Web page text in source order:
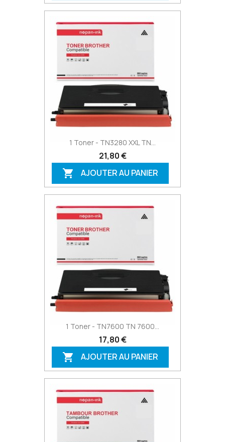
1 Toner - TN3280 XXL TN...
21,80 €
 AJOUTER AU PANIER
1 Toner - TN7600 TN 7600...
17,80 €
 AJOUTER AU PANIER